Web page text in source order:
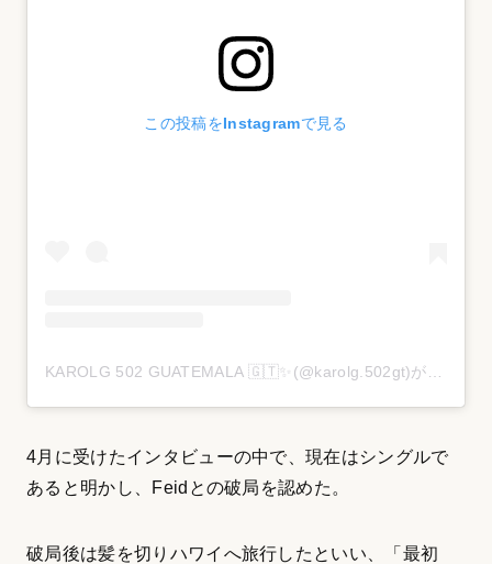
この投稿をInstagramで見る
4月に受けたインタビューの中で、現在はシングルで
あると明かし、Feidとの破局を認めた。
破局後は髪を切りハワイへ旅行したといい、「最初